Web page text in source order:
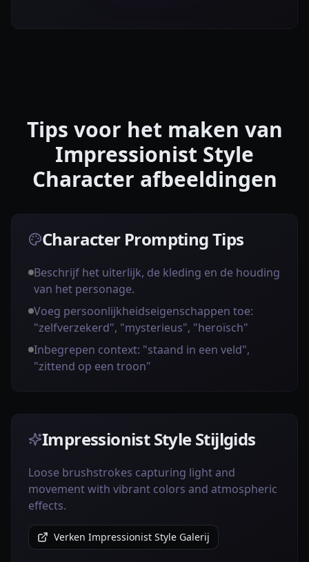
Tips voor het maken van
Impressionist Style
Character afbeeldingen
Character Prompting Tips
Beschrijf het uiterlijk, de kleding en de houding
van het personage.
Voeg persoonlijkheidseigenschappen toe:
"zelfverzekerd", "mysterieus", "heroïsch"
Inbegrepen context: "staand in een veld",
"zittend op een troon"
Impressionist Style Stijlgids
Loose brushstrokes capturing light and
movement with vibrant colors and atmospheric
effects.
Verken Impressionist Style Galerij